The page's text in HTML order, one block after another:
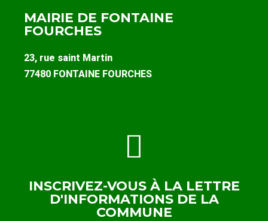
MAIRIE DE FONTAINE
FOURCHES
23, rue saint Martin
77480 FONTAINE FOURCHES
INSCRIVEZ-VOUS À LA LETTRE
D'INFORMATIONS DE LA
COMMUNE